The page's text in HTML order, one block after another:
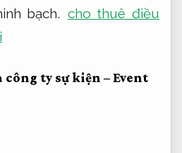
bạch. cho thuê điều
công ty sự kiện –Event